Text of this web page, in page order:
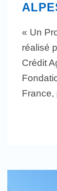
« Un
réalisé
Crédit
France,